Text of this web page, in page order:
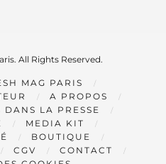
All Rights Reserved.
MAG PARIS
A PROPOS
DANS LA PRESSE
MEDIA KIT
BOUTIQUE
CGV
CONTACT